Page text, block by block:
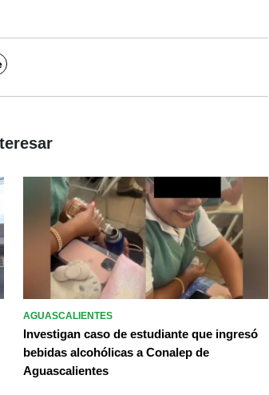
AGUASCALIENTES
Investigan caso de estudiante que ingresó
bebidas alcohólicas a Conalep de
Aguascalientes